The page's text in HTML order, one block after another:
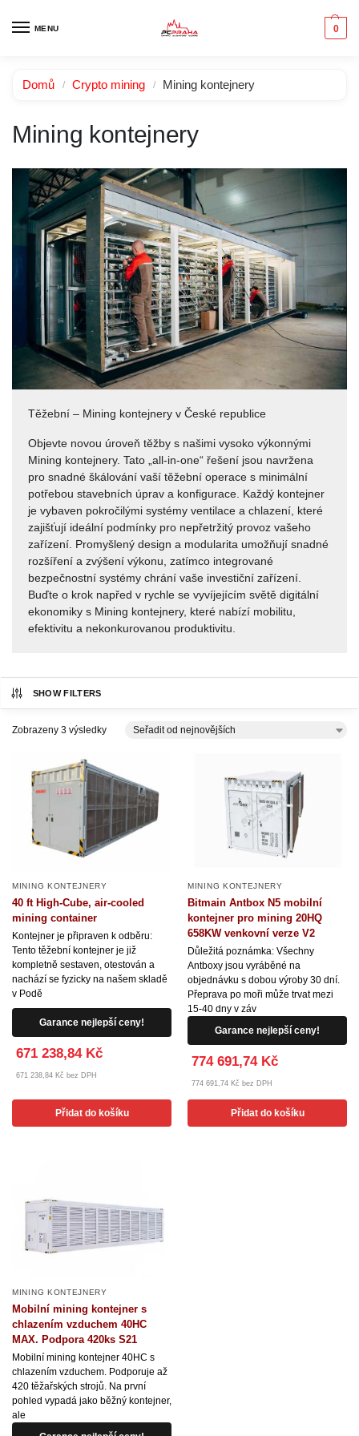
MENU 0
Domů / Crypto mining / Mining kontejnery
Mining kontejnery
Těžební – Mining kontejnery v České republice
Objevte novou úroveň těžby s našimi vysoko výkonnými
Mining kontejnery. Tato „all-in-one“ řešení jsou navržena
pro snadné škálování vaší těžební operace s minimální
potřebou stavebních úprav a konfigurace. Každý kontejner
je vybaven pokročilými systémy ventilace a chlazení, které
zajišťují ideální podmínky pro nepřetržitý provoz vašeho
zařízení. Promyšlený design a modularita umožňují snadné
rozšíření a zvýšení výkonu, zatímco integrované
bezpečnostní systémy chrání vaše investiční zařízení.
Buďte o krok napřed v rychle se vyvíjejícím světě digitální
ekonomiky s Mining kontejnery, které nabízí mobilitu,
efektivitu a nekonkurovanou produktivitu.
SHOW FILTERS
Zobrazeny 3 výsledky
MINING KONTEJNERY
40 ft High-Cube, air-cooled
mining container
Kontejner je připraven k odběru:
Tento těžební kontejner je již
kompletně sestaven, otestován a
nachází se fyzicky na našem skladě
v Podě
Garance nejlepší ceny!
671 238,84 Kč
671 238,84 Kč bez DPH
Přidat do košíku
MINING KONTEJNERY
Bitmain Antbox N5 mobilní
kontejner pro mining 20HQ
658KW venkovní verze V2
Důležitá poznámka: Všechny
Antboxy jsou vyráběné na
objednávku s dobou výroby 30 dní.
Přeprava po moři může trvat mezi
15-40 dny v záv
Garance nejlepší ceny!
774 691,74 Kč
774 691,74 Kč bez DPH
Přidat do košíku
MINING KONTEJNERY
Mobilní mining kontejner s
chlazením vzduchem 40HC
MAX. Podpora 420ks S21
Mobilní mining kontejner 40HC s
chlazením vzduchem. Podporuje až
420 těžařských strojů. Na první
pohled vypadá jako běžný kontejner,
ale